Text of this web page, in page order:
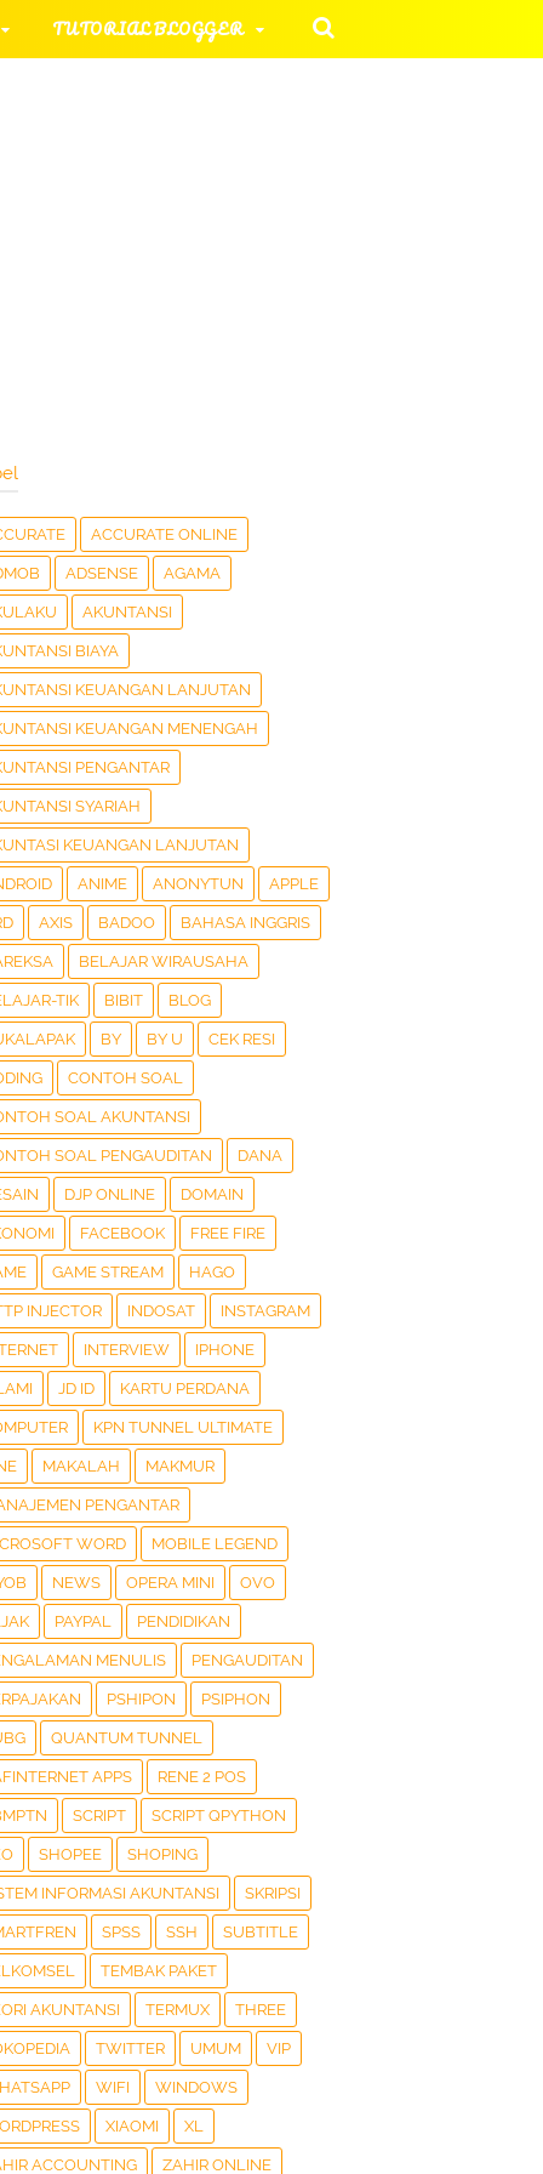
TUTORIAL BLOGGER
ACCURATE ONLINE
ADSENSE AGAMA
AKUNTANSI
BIAYA
KEUANGAN LANJUTAN
KEUANGAN MENENGAH
PENGANTAR
SYARIAH
KEUANGAN LANJUTAN
ANIME ANONYTUN APPLE
AXIS BADOO BAHASA INGGRIS
BELAJAR WIRAUSAHA
TIK BIBIT BLOG
BY BY U CEK RESI
CONTOH SOAL
SOAL AKUNTANSI
SOAL PENGAUDITAN DANA
DJP ONLINE DOMAIN
FACEBOOK FREE FIRE
GAME STREAM HAGO
INJECTOR INDOSAT INSTAGRAM
INTERVIEW IPHONE
JD ID KARTU PERDANA
KPN TUNNEL ULTIMATE
MAKALAH MAKMUR
PENGANTAR
WORD MOBILE LEGEND
NEWS OPERA MINI OVO
PAYPAL PENDIDIKAN
MENULIS PENGAUDITAN
PSHIPON PSIPHON
QUANTUM TUNNEL
APPS RENE 2 POS
SCRIPT SCRIPT QPYTHON
SHOPEE SHOPING
INFORMASI AKUNTANSI SKRIPSI
SPSS SSH SUBTITLE
TEMBAK PAKET
AKUNTANSI TERMUX THREE
TWITTER UMUM VIP
WIFI WINDOWS
XIAOMI XL
ACCOUNTING ZAHIR ONLINE